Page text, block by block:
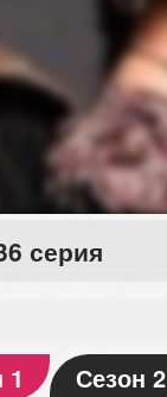
серия
1 Сезон 2